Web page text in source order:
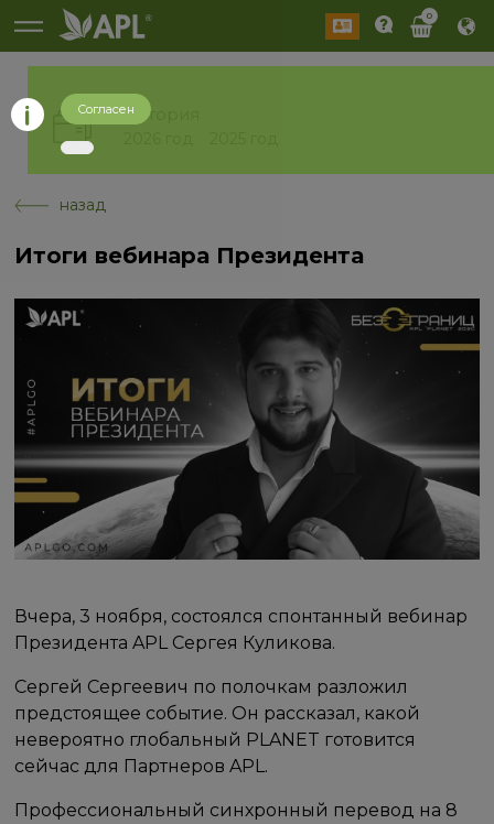
0
История
назад
Итоги вебинара Президента
Вчера, 3 ноября, состоялся спонтанный вебинар
Президента APL Сергея Куликова.
Сергей Сергеевич по полочкам разложил
предстоящее событие. Он рассказал, какой
невероятно глобальный PLANET готовится
сейчас для Партнеров APL.
Профессиональный синхронный перевод на 8
Согласен